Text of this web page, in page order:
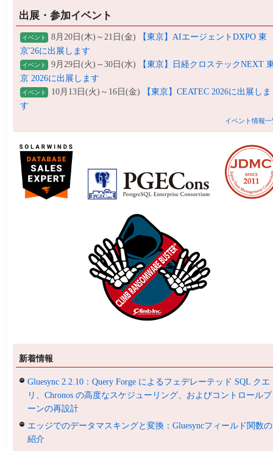
出展・参加イベント
イベント 8月20日(木)～21日(金)
【東京】AIエージェントDXPO 東
京'26に出展します
イベント 9月29日(火)～30日(水)
【東京】日経クロステックNEXT
京 2026に出展します
イベント 10月13日(火)～16日(金)
【東京】CEATEC 2026に出展しま
す
イベント情報一
新着情報
Gluesync 2.2.10：Query Forge によるフェデレーテッド SQL クエ
リ、Chronos の高度なスケジューリング、およびコントロール
ーンの再設計
エッジでのデータマスキングと変換：Gluesyncフィールド関数の
紹介